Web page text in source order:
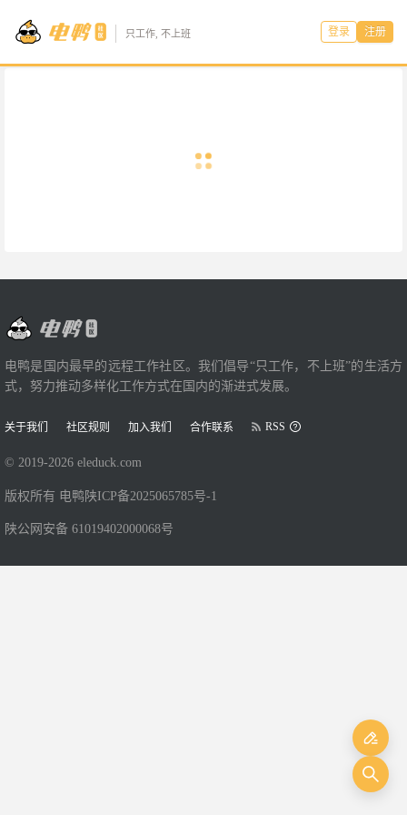
只工作, 不上班 登录 注册
电鸭是国内最早的远程工作社区。我们倡导“只工作，不上班”的生活方
式，努力推动多样化工作方式在国内的渐进式发展。
关于我们 社区规则 加入我们 合作联系 RSS
© 2019-2026 eleduck.com
版权所有 电鸭 陕ICP备2025065785号-1
陕公网安备 61019402000068号